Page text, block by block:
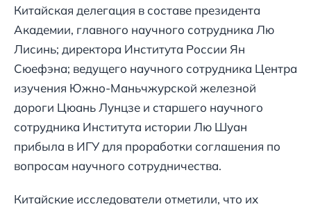
Китайская делегация в составе президента
Академии, главного научного сотрудника Лю
Лисинь; директора Института России Ян
Сюефэна; ведущего научного сотрудника Центра
изучения Южно-Маньчжурской железной
дороги Цюань Лунцзе и старшего научного
сотрудника Института истории Лю Шуан
прибыла в ИГУ для проработки соглашения по
вопросам научного сотрудничества.
Китайские исследователи отметили, что их